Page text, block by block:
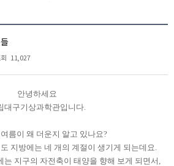
11,027
안녕하세요
대구기상과학관입니다.
름이 왜 더운지 알고 있나요?
지방에는 네 개의 계절이 생기게 되는데요.
는 지구의 자전축이 태양을 향해 보게 되면서,